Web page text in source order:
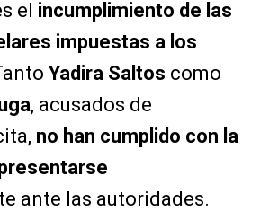
el incumplimiento de las
impuestas a los
Yadira Saltos como
, acusados de
no han cumplido con la
ante las autoridades.